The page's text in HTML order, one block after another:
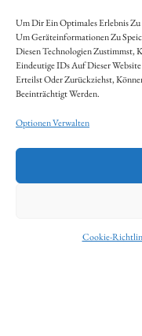
Cookie-Richtlinie
Kontakt
EEES Gastro KG - Hindi
Info@hindi-Cuisine.at